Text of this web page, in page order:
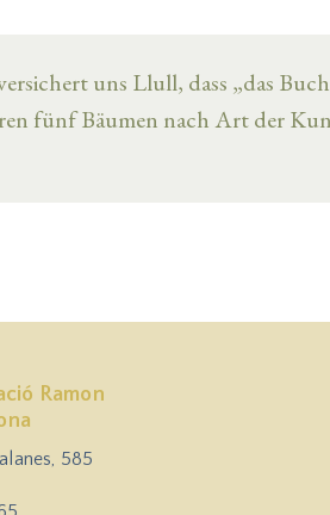
uns Llull, dass „das
fünf Bäumen nach Art der
Ramon
585